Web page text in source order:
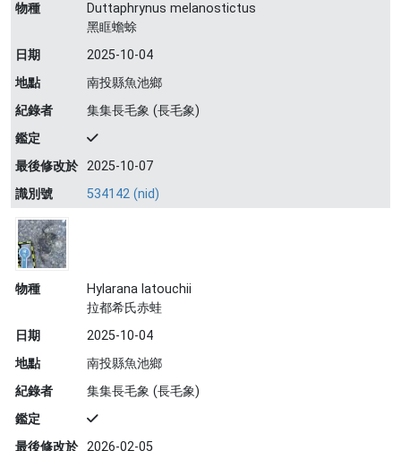
物種
Duttaphrynus melanostictus
黑眶蟾蜍
日期
2025-10-04
地點
南投縣魚池鄉
紀錄者
集集長毛象 (長毛象)
鑑定
最後修改於 2025-10-07
識別號
534142 (nid)
物種
Hylarana latouchii
拉都希氏赤蛙
日期
2025-10-04
地點
南投縣魚池鄉
紀錄者
集集長毛象 (長毛象)
鑑定
最後修改於 2026-02-05